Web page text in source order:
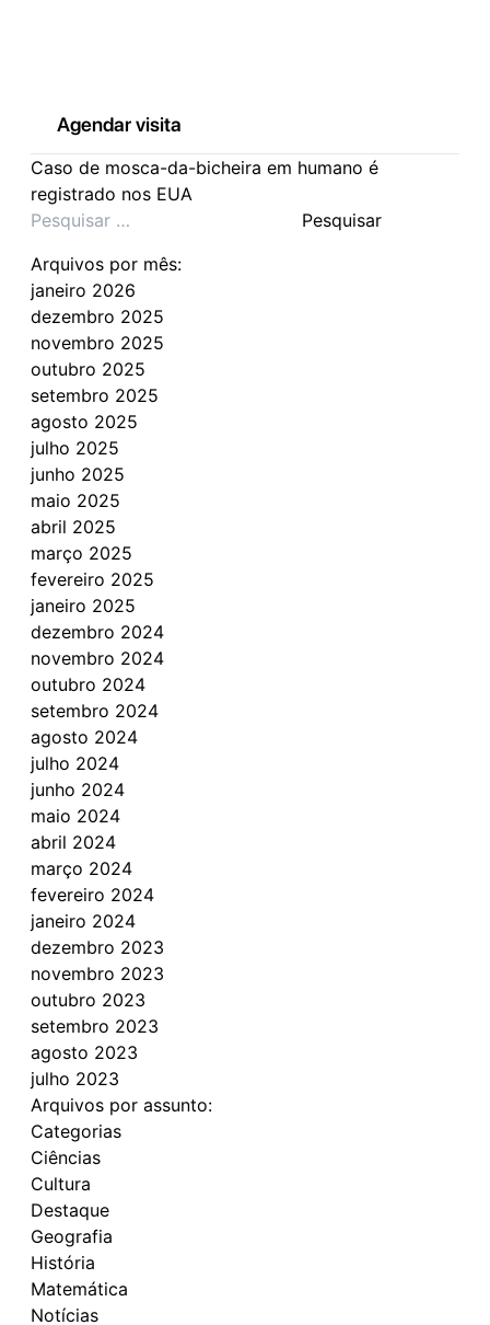
Agendar visita
Caso de mosca-da-bicheira em humano é
registrado nos EUA
Pesquisar
Arquivos por mês:
janeiro 2026
dezembro 2025
novembro 2025
outubro 2025
setembro 2025
agosto 2025
julho 2025
junho 2025
maio 2025
abril 2025
março 2025
fevereiro 2025
janeiro 2025
dezembro 2024
novembro 2024
outubro 2024
setembro 2024
agosto 2024
julho 2024
junho 2024
maio 2024
abril 2024
março 2024
fevereiro 2024
janeiro 2024
dezembro 2023
novembro 2023
outubro 2023
setembro 2023
agosto 2023
julho 2023
Arquivos por assunto:
Categorias
Ciências
Cultura
Destaque
Geografia
História
Matemática
Notícias